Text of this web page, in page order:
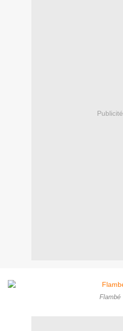
Publicité
Flambé